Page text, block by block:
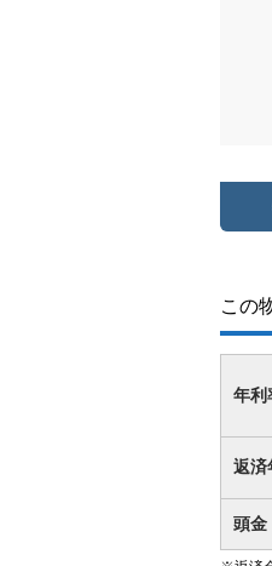
この
年利
返済
頭金